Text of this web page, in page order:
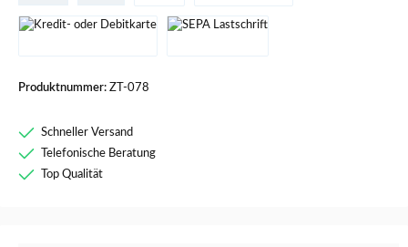
Produktnummer: ZT-078
Schneller Versand
Telefonische Beratung
Top Qualität